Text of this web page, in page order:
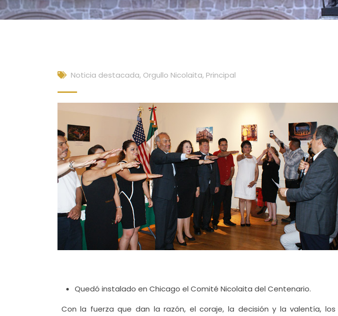
Noticia destacada, Orgullo Nicolaita, Principal
Quedó instalado en Chicago el Comité Nicolaita del Centenario.
Con la fuerza que dan la razón, el coraje, la decisión y la valentía,